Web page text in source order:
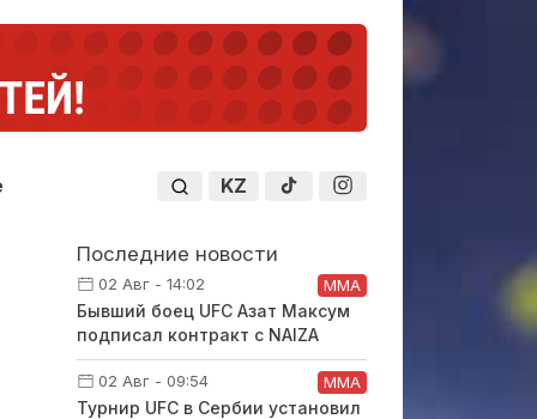
KZ
Последние новости
02 Авг - 14:02 ММА
Бывший боец UFC Азат Максум
подписал контракт с NAIZA
02 Авг - 09:54 ММА
Турнир UFC в Сербии установил